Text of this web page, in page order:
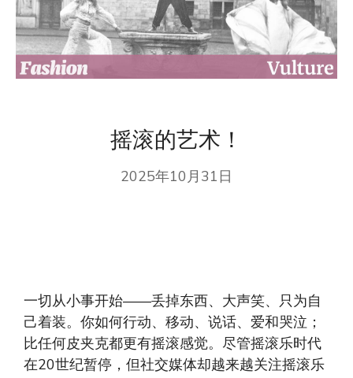
摇滚的艺术！
2025年10月31日
一切从小事开始——丢掉东西、大声笑、只为自
己着装。你如何行动、移动、说话、爱和哭泣；
比任何皮夹克都更有摇滚感觉。尽管摇滚乐时代
在20世纪暂停，但社交媒体却越来越关注摇滚乐